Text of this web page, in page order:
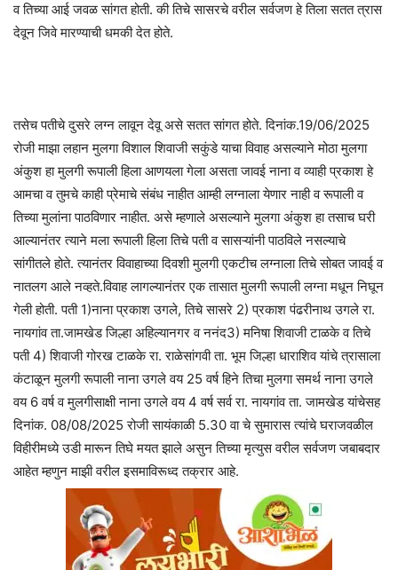
व तिच्या आई जवळ सांगत होती. की तिचे सासरचे वरील सर्वजण हे तिला सतत त्रास
देवून जिवे मारण्याची धमकी देत होते.
तसेच पतीचे दुसरे लग्न लावून देवू असे सतत सांगत होते. दिनांक.19/06/2025
रोजी माझा लहान मुलगा विशाल शिवाजी सकुंडे याचा विवाह असल्याने मोठा मुलगा
अंकुश हा मुलगी रूपाली हिला आणयला गेला असता जावई नाना व व्याही प्रकाश हे
आमचा व तुमचे काही प्रेमाचे संबंध नाहीत आम्ही लग्नाला येणार नाही व रूपाली व
तिच्या मुलांना पाठविणार नाहीत. असे म्हणाले असल्याने मुलगा अंकुश हा तसाच घरी
आल्यानंतर त्याने मला रूपाली हिला तिचे पती व सासऱ्यांनी पाठविले नसल्याचे
सांगीतले होते. त्यानंतर विवाहाच्या दिवशी मुलगी एकटीच लग्नाला तिचे सोबत जावई व
नातलग आले नव्हते.विवाह लागल्यानंतर एक तासात मुलगी रूपाली लग्ना मधून निघून
गेली होती. पती 1)नाना प्रकाश उगले, तिचे सासरे 2) प्रकाश पंढरीनाथ उगले रा.
नायगांव ता.जामखेड जिल्हा अहिल्यानगर व ननंद3) मनिषा शिवाजी टाळके व तिचे
पती 4) शिवाजी गोरख टाळके रा. राळेसांगवी ता. भूम जिल्हा धाराशिव यांचे त्रासाला
कंटाळून मुलगी रूपाली नाना उगले वय 25 वर्ष हिने तिचा मुलगा समर्थ नाना उगले
वय 6 वर्ष व मुलगीसाक्षी नाना उगले वय 4 वर्ष सर्व रा. नायगांव ता. जामखेड यांचेसह
दिनांक. 08/08/2025 रोजी सायंकाळी 5.30 वा चे सुमारास त्यांचे घराजवळील
विहीरीमध्ये उडी मारून तिघे मयत झाले असुन तिच्या मृत्युस वरील सर्वजण जबाबदार
आहेत म्हणुन माझी वरील इसमाविरूध्द तक्रार आहे.